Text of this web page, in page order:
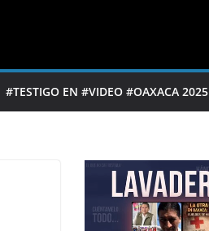
#TESTIGO EN #VIDEO #OAXACA 2025